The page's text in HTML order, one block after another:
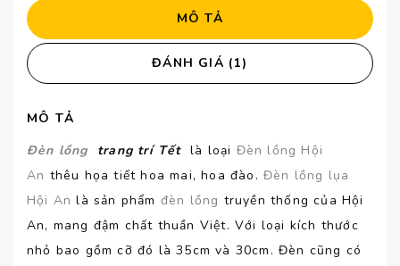
MÔ TẢ
ĐÁNH GIÁ (1)
MÔ TẢ
Đèn lồng
trang trí Tết là loại Đèn lồng Hội
An thêu họa tiết hoa mai, hoa đào.Đèn lồng lụa
Hội An là sản phẩm đèn lồng truyền thống của Hội
An, mang đậm chất thuần Việt. Với loại kích thước
nhỏ bao gồm cỡ đó là 35cm và 30cm. Đèn cũng có